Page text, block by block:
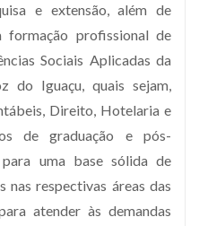
e extensão, além de
profissional de
Sociais Aplicadas da
do Iguaçu, quais sejam,
Direito, Hotelaria e
de graduação e pós-
uma base sólida de
nas respectivas áreas das
atender às demandas